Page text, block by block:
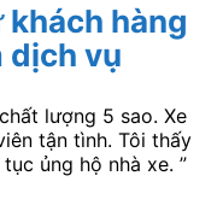
hàng
dịch vụ
lượng 5 sao. Xe
tận tình. Tôi thấy
ủng hộ nhà xe. ”